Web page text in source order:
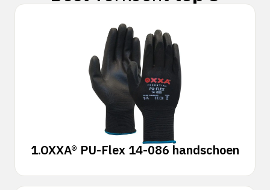
1.OXXA® PU-Flex 14-086 handschoen